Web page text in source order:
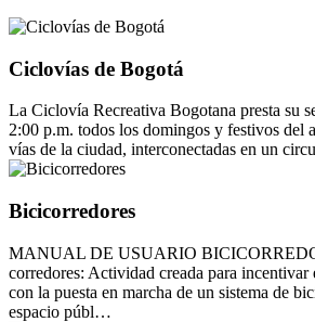
Ciclovías de Bogotá
La Ciclovía Recreativa Bogotana presta su
2:00 p.m. todos los domingos y festivos del
vías de la ciudad, interconectadas en un
Bicicorredores
MANUAL DE USUARIO
corredores: Actividad creada para incentivar
con la puesta en marcha de un sistema de
espacio públ…